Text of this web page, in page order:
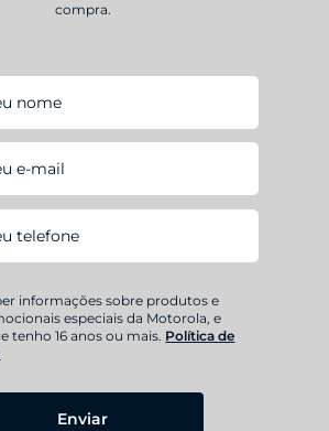
compra.
Enviar
informações sobre produtos e
especiais da Motorola, e
tenho 16 anos ou mais. Política de